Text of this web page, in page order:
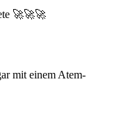
🚀🚀🚀
mit einem Atem-